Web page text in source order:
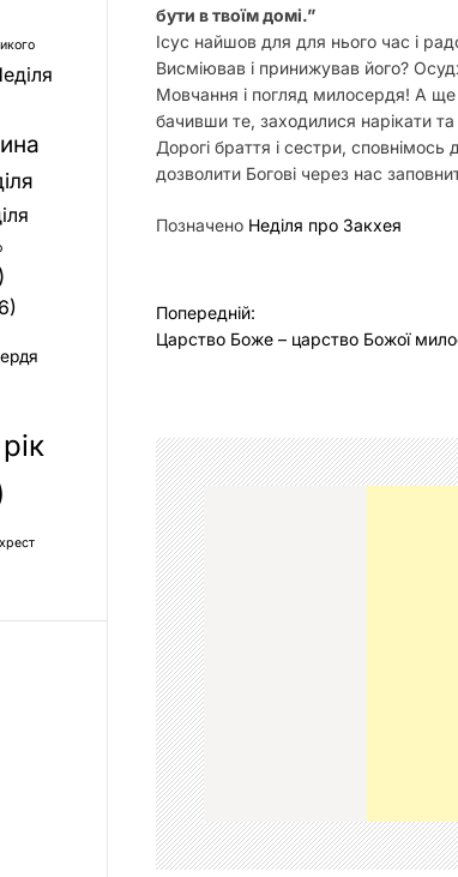
бути в твоїм домі.”
Ісус найшов для для нього час і
Висміював і принижував його?
Мовчання і погляд милосердя! А ще
бачивши те, заходилися нарікати
Дорогі браття і сестри,
дозволити Богові через нас
Позначено Неділя про Закхея
Н
а
г
а
ц
і
я
з
а
п
и
с
і
Попередній:
Царство Боже – царство Божої
рік
хрест